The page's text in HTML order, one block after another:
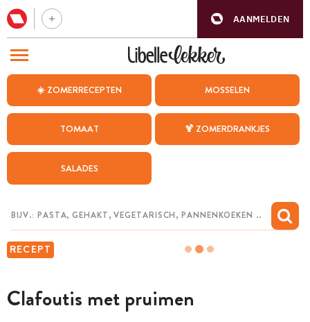
AANMELDEN
☀️ ZOMERRECEPTEN MOSSELEN
TOMAAT 🍹 ZOMERDRANKJES
SALADES
RECEPT
Clafoutis met pruimen
BEZOEK ONZE ANDERE WEBSITES
WEEKMENU
CHAT MET MAIA
MIJN BEWAARDE RECEPTEN